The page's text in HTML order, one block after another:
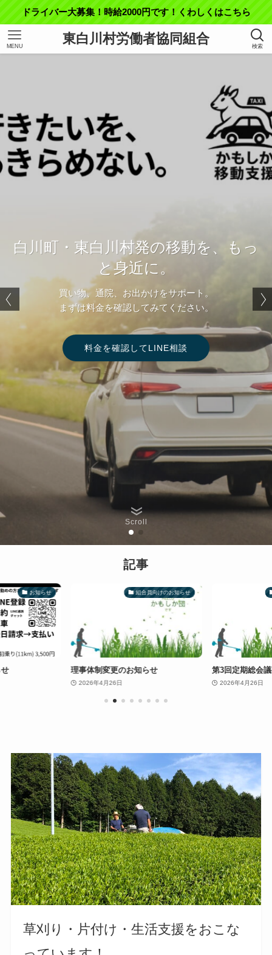
ドライバー大募集！時給2000円です！くわしくはこちら
東白川村労働者協同組合 検索
MENU
東白川村の「困った」を、私たちが
引き受けます。
草刈り、茶畑管理、ゴミ捨て、空き家管理、移動支援や見守
りまで。
地域のみなさまの暮らしを支えるお手伝いをしています。
まずはお気軽にご相談ください。
白川町・東白川村発の移動を、もっ
と身近に。
買い物、通院、お出かけをサポート。
まずは料金を確認してみてください。
料金を確認してLINE相談
まずはお気軽にご相談ください。
料金を確認してLINE相談
Scroll
記事
お知らせ 組合員向けのお知らせ
理事体制変更のお知らせ
2026年4月26日
第3回定期総会
2026年4月26日
草刈り・片付け・生活支援をおこな